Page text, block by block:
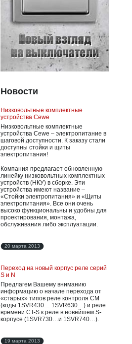
Новости
Низковольтные комплектные
устройства Cewe
Низковольтные комплектные
устройства Cewe – электропитание в
шаговой доступности. К заказу стали
доступны стойки и щиты
электропитания!
Компания предлагает обновленную
линейку низковольтных комплектных
устройств (НКУ) в сборке. Эти
устройства имеют название –
«Стойки электропитания» и «Щиты
электропитания». Все они очень
высоко функциональны и удобны для
проектирования, монтажа,
обслуживания либо эксплуатации.
20 марта 2013
Переход на новый корпус реле серий
S и N
Предлагем Вашему вниманию
информацию о начале перехода от
«старых» типов реле контроля СМ
(коды 1SVR430… 1SVR630…) и реле
времени CT-S к реле в новейшем S-
корпусе (1SVR730…и 1SVR740…).
19 марта 2013